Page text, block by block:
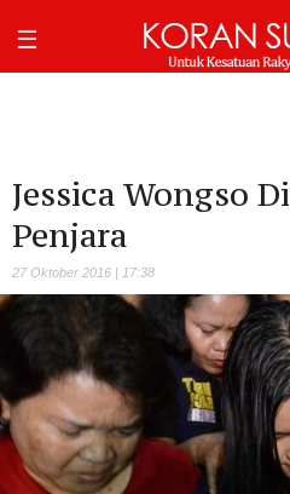
Jessica Wongso
Penjara
27 Oktober 2016 | 17:38